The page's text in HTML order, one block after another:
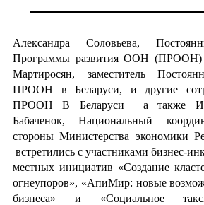
Александра Соловьева,
Программы развития ООН (ПРООН)
Мартиросян, заместитель
ПРООН в Беларуси, и другие
ПРООН В Беларуси а также
Бабаченок, Национальный
стороны Министерства экономики
встретились с участниками бизнес-
местных инициатив «Создание
огнеупоров», «АпиМир: новые
бизнеса» и «Социальное